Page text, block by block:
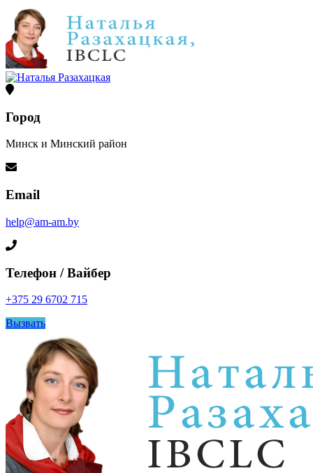
Город
Минск и Минский район
Email
help@am-am.by
Телефон / Вайбер
+375 29 6702 715
Вызвать